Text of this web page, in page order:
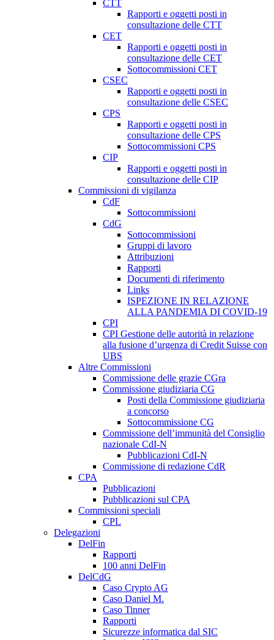
CTT
Rapporti e oggetti posti in
consultazione delle CTT
CET
Rapporti e oggetti posti in
consultazione delle CET
Sottocommissioni CET
CSEC
Rapporti e oggetti posti in
consultazione delle CSEC
CPS
Rapporti e oggetti posti in
consultazione delle CPS
Sottocommissioni CPS
CIP
Rapporti e oggetti posti in
consultazione delle CIP
Commissioni di vigilanza
CdF
Sottocommissioni
CdG
Sottocommissioni
Gruppi di lavoro
Attribuzioni
Rapporti
Documenti di riferimento
Links
ISPEZIONE IN RELAZIONE
ALLA PANDEMIA DI COVID-19
CPI
CPI Gestione delle autorità in relazione
alla fusione d’urgenza di Credit Suisse con
UBS
Altre Commissioni
Commissione delle grazie CGra
Commissione giudiziaria CG
Posti della Commissione giudiziaria
a concorso
Sottocommissione CG
Commissione dell’immunità del Consiglio
nazionale CdI-N
Pubblicazioni CdI-N
Commissione di redazione CdR
CPA
Pubblicazioni
Pubblicazioni sul CPA
Commissioni speciali
CPL
Delegazioni
DelFin
Rapporti
100 anni DelFin
DelCdG
Caso Crypto AG
Caso Daniel M.
Caso Tinner
Rapporti
Sicurezze informatica dal SIC